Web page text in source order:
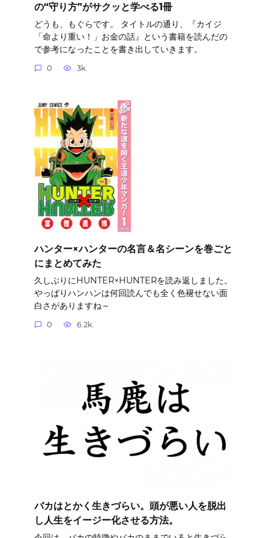
の“守り方”がサクッと学べる1冊
どうも、もぐらです。 タイトルの通り、『カイジ
「命より重い！」お金の話』という書籍を読んだの
で参考になったことを書き出していきます。
0 3k.
ハンター×ハンターの名言＆名シーンを巻ごと
にまとめてみた
久しぶりにHUNTER×HUNTERを読み返しました。
やっぱりハンハンは何回読んでも全く色褪せない面
白さがありますね～
0 6.2k.
バカはとかく生きづらい。頭が悪い人を脱出
し人生をイージー化させる方法。